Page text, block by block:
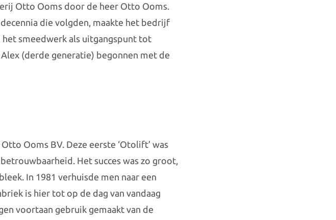
Otto Ooms door de heer Otto Ooms.
die volgden, maakte het bedrijf
smeedwerk als uitgangspunt tot
(derde generatie) begonnen met de
Ooms BV. Deze eerste ‘Otolift’ was
Het succes was zo groot,
In 1981 verhuisde men naar een
is hier tot op de dag van vandaag
voortaan gebruik gemaakt van de